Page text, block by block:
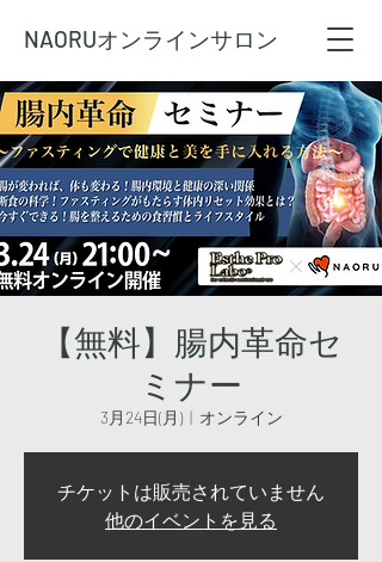
NAORUオンラインサロン
【無料】腸内革命セ
ミナー
3月24日(月)
  |
オンライン
チケットは販売されていません
他のイベントを見る